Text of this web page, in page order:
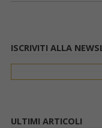
ISCRIVITI ALLA
ULTIMI ARTICOLI